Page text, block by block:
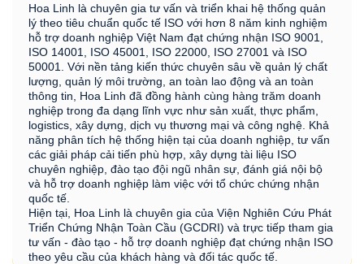
Hoa Linh là chuyên gia tư vấn và triển khai hệ thống quản
lý theo tiêu chuẩn quốc tế ISO với hơn 8 năm kinh nghiệm
hỗ trợ doanh nghiệp Việt Nam đạt chứng nhận ISO 9001,
ISO 14001, ISO 45001, ISO 22000, ISO 27001 và ISO
50001. Với nền tảng kiến thức chuyên sâu về quản lý chất
lượng, quản lý môi trường, an toàn lao động và an toàn
thông tin, Hoa Linh đã đồng hành cùng hàng trăm doanh
nghiệp trong đa dạng lĩnh vực như sản xuất, thực phẩm,
logistics, xây dựng, dịch vụ thương mại và công nghệ. Khả
năng phân tích hệ thống hiện tại của doanh nghiệp, tư vấn
các giải pháp cải tiến phù hợp, xây dựng tài liệu ISO
chuyên nghiệp, đào tạo đội ngũ nhân sự, đánh giá nội bộ
và hỗ trợ doanh nghiệp làm việc với tổ chức chứng nhận
quốc tế.
Hiện tại, Hoa Linh là chuyên gia của Viện Nghiên Cứu Phát
Triển Chứng Nhận Toàn Cầu (GCDRI) và trực tiếp tham gia
tư vấn - đào tạo - hỗ trợ doanh nghiệp đạt chứng nhận ISO
theo yêu cầu của khách hàng và đối tác quốc tế.